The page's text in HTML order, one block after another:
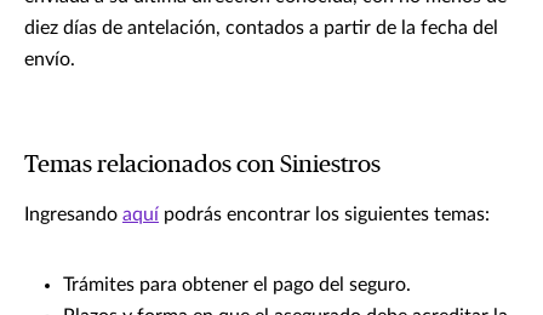
diez días de antelación, contados a partir de la fecha del
envío.
Temas relacionados con Siniestros
Ingresando aquí podrás encontrar los siguientes temas:
Trámites para obtener el pago del seguro.